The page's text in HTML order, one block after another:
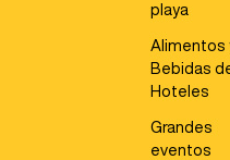
playa
Alimentos
Bebidas
Hoteles
Grandes
eventos